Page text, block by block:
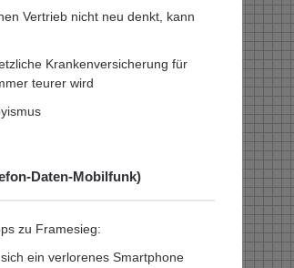
Vertrieb nicht neu denkt, kann
Krankenversicherung für
teurer wird
Daten-Mobilfunk)
zu Framesieg:
ein verlorenes Smartphone